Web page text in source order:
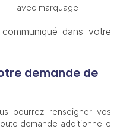
avec marquage
dans votre
demande de
pourrez renseigner vos
demande additionnelle